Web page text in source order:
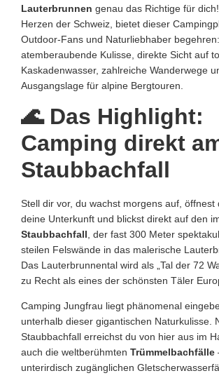
Lauterbrunnen genau das Richtige für
Herzen der Schweiz, bietet dieser
Outdoor-Fans und Naturliebhaber
atemberaubende Kulisse, direkte Sicht auf
Kaskadenwasser, zahlreiche Wanderwege
Ausgangslage für alpine Bergtouren.
🌊 Das Highlight:
Camping direkt
Staubbachfall
Stell dir vor, du wachst morgens auf, öffnest
deine Unterkunft und blickst direkt auf den
Staubbachfall, der fast 300 Meter
steilen Felswände in das malerische
Das Lauterbrunnental wird als „Tal der 72
zu Recht als eines der schönsten Täler
Camping Jungfrau liegt phänomenal
unterhalb dieser gigantischen Naturkulisse.
Staubbachfall erreichst du von hier aus im
auch die weltberühmten Trümmelbachfälle
unterirdisch zugänglichen